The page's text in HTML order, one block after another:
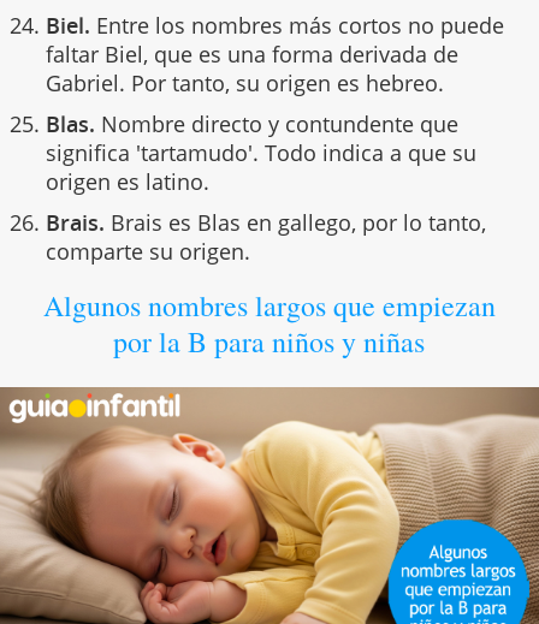
Biel. Entre los nombres más cortos no puede
faltar Biel, que es una forma derivada de
Gabriel. Por tanto, su origen es hebreo.
Blas. Nombre directo y contundente que
significa 'tartamudo'. Todo indica a que su
origen es latino.
Brais. Brais es Blas en gallego, por lo tanto,
comparte su origen.
Algunos nombres largos que empiezan
por la B para niños y niñas